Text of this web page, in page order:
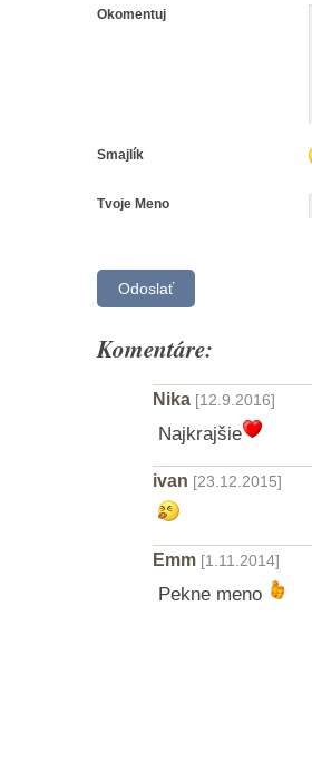
Okomentuj
Smajlík
Tvoje Meno
Komentáre:
Nika [12.9.2016]
Najkrajšie
ivan [23.12.2015]
Emm [1.11.2014]
Pekne meno